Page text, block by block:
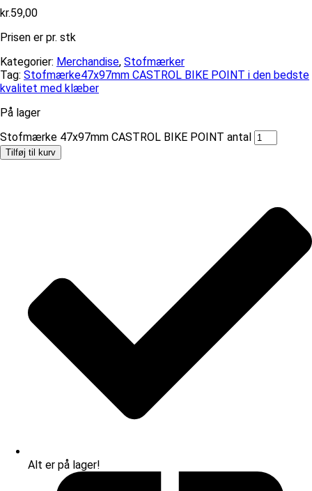
kr.59,00
Prisen er pr. stk
Kategorier: Merchandise, Stofmærker
Tag: Stofmærke47x97mm CASTROL BIKE POINT i den bedste
kvalitet med klæber
På lager
Stofmærke 47x97mm CASTROL BIKE POINT antal
Tilføj til kurv
Alt er på lager!